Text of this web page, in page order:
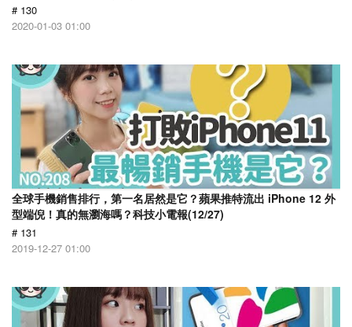
# 130
2020-01-03 01:00
全球手機銷售排行，第一名居然是它？蘋果推特流出 iPhone 12 外
型端倪！真的無瀏海嗎？科技小電報(12/27)
# 131
2019-12-27 01:00